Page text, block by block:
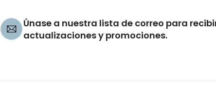
Únase a nuestra lista de correo para
actualizaciones y promociones.